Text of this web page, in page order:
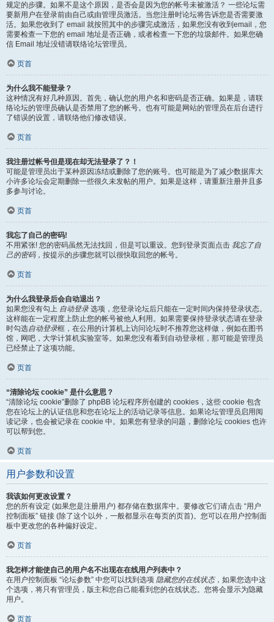
规定的步骤。如果不是这个原因，是否会是因为您的帐号未被激活？ 一些论坛需
要新用户在登录前由自己或由管理员激活。当您注册时论坛将告诉您是否需要激
活。如果您收到了 email 就按照其中的步骤完成激活，如果您没有收到email，您
需要检查一下您的 email 地址是否正确，或者检查一下您的垃圾邮件。如果您确
信 Email 地址没错请联络论坛管理员。
页首
为什么我不能登录？
这种情况有好几种原因。首先，确认您的用户名和密码是否正确。如果是，请联
络论坛的管理员确认是否禁用了您的帐号。也有可能是网站的管理员在后台进行
了错误的设置，请联络他们修改错误。
页首
我注册过帐号但是现在却无法登录了？！
可能是管理员出于某种原因冻结或删除了您的账号。也可能是为了减少数据库大
小许多论坛会定期删除一些很久未发帖的用户。如果是这样，请重新注册并且多
多参与讨论。
页首
我忘了自己的密码!
不用紧张! 您的密码虽然无法找回，但是可以重设。您到登录页面点击 我忘了自
己的密码，按提示的步骤您就可以很快取回您的帐号。
页首
为什么我登录后会自动退出？
如果您没有勾上 自动登录选项，您登录论坛后只能在一定时间内保持登录状态。
这样能在一定程度上防止您的帐号被他人利用。如果需要保持登录状态请在登录
时勾选自动登录框，在公用的计算机上访问论坛时不推荐您这样做，例如在图书
馆，网吧，大学计算机实验室等。如果您没有看到自动登录框，那可能是管理员
已经禁止了这项功能。
页首
“清除论坛 cookie” 是什么意思？
“清除论坛 cookie”删除了 phpBB 论坛程序所创建的 cookies，这些 cookie 包含
您在论坛上的认证信息和您在论坛上的活动记录等信息。如果论坛管理员启用阅
读记录，也会被记录在 cookie 中。如果您有登录的问题，删除论坛 cookies 也许
可以帮到您。
页首
用户参数和设置
我该如何更改设置？
您的所有设定 (如果您是注册用户) 都存储在数据库中。要修改它们请点击 “用户
控制面板” 链接 (除了这个以外，一般都显示在每页的页首)。您可以在用户控制面
板中更改您的各种偏好设定。
页首
我怎样才能使自己的用户名不出现在在线用户列表中？
在用户控制面板 “论坛参数” 中您可以找到选项 隐藏您的在线状态，如果您选中这
个选项，将只有管理员，版主和您自己能看到您的在线状态。您将会显示为隐藏
用户。
页首